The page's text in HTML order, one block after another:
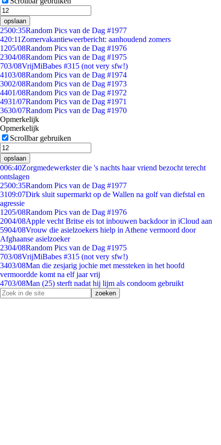
opslaan
2500:35Random Pics van de Dag #1977
420:11 Zomervakantieweerbericht: aanhoudend zomers
1205/08Random Pics van de Dag #1976
2304/08Random Pics van de Dag #1975
703/08VrijMiBabes #315 (not very sfw!)
4103/08Random Pics van de Dag #1974
3002/08Random Pics van de Dag #1973
4401/08Random Pics van de Dag #1972
4931/07Random Pics van de Dag #1971
3630/07Random Pics van de Dag #1970
Opmerkelijk
Opmerkelijk
Scrollbar gebruiken
opslaan
006:40Zorgmedewerkster die 's nachts haar vriend bezocht terecht
ontslagen
2500:35Random Pics van de Dag #1977
3109:07Dirk sluit supermarkt op de Wallen na golf van diefstal en
agressie
1205/08Random Pics van de Dag #1976
2004/08Apple vecht Britse eis tot inbouwen backdoor in iCloud aan
5904/08Vrouw die asielzoekers hielp in Athene vermoord door
Afghaanse asielzoeker
2304/08Random Pics van de Dag #1975
703/08VrijMiBabes #315 (not very sfw!)
3403/08Man die zesjarig jochie met messteken in het hoofd
vermoordde komt na elf jaar vrij
4703/08Man (25) sterft nadat hij lijm als condoom gebruikt